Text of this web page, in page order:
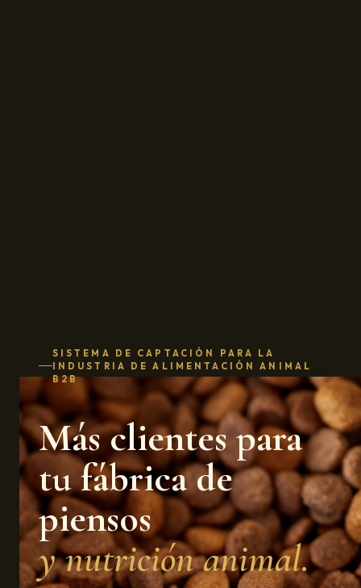
SISTEMA DE CAPTACIÓN PARA LA
INDUSTRIA DE ALIMENTACIÓN ANIMAL
B2B
Más clientes para
tu fábrica de
piensos
y nutrición animal.